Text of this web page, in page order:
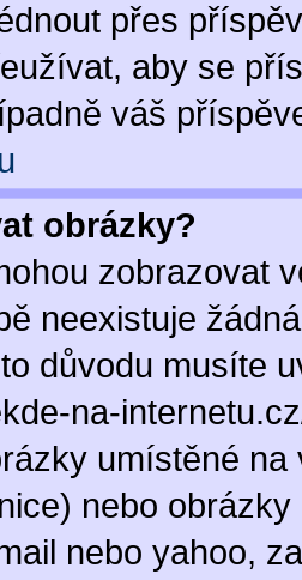
přes
aby se
váš
obrázky?
zobrazovat
neexistuje
důvodu musíte
na-
umístěné
nebo
nebo yahoo,